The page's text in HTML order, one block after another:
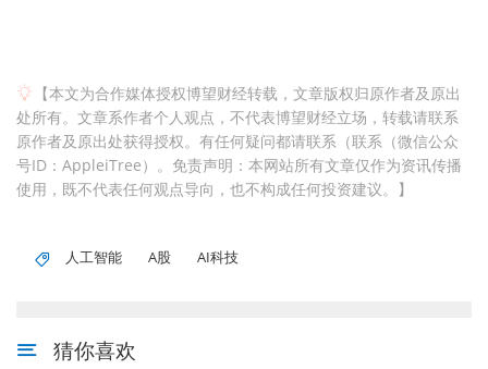
【本文为合作媒体授权博望财经转载，文章版权归原作者及原出
处所有。文章系作者个人观点，不代表博望财经立场，转载请联系
原作者及原出处获得授权。有任何疑问都请联系（联系（微信公众
号ID：AppleiTree）。免责声明：本网站所有文章仅作为资讯传播
使用，既不代表任何观点导向，也不构成任何投资建议。】
人工智能 A股 AI科技
猜你喜欢